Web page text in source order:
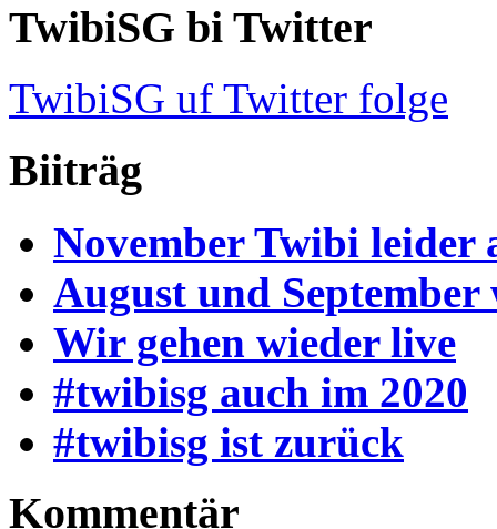
TwibiSG bi Twitter
TwibiSG uf Twitter folge
Biiträg
November Twibi leider
August und
Wir gehen wieder live
#twibisg auch im 2020
#twibisg ist zurück
Kommentär